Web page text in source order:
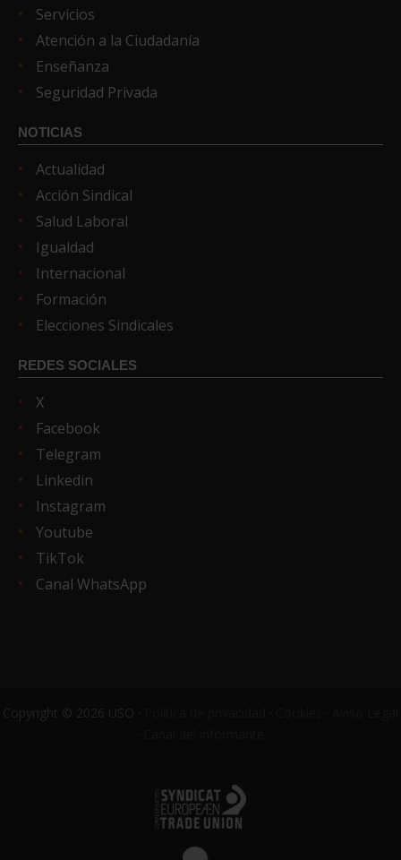
Servicios
Atención a la Ciudadanía
Enseñanza
Seguridad Privada
NOTICIAS
Actualidad
Acción Sindical
Salud Laboral
Igualdad
Internacional
Formación
Elecciones Sindicales
REDES SOCIALES
X
Facebook
Telegram
Linkedin
Instagram
Youtube
TikTok
Canal WhatsApp
Copyright © 2026 USO ·